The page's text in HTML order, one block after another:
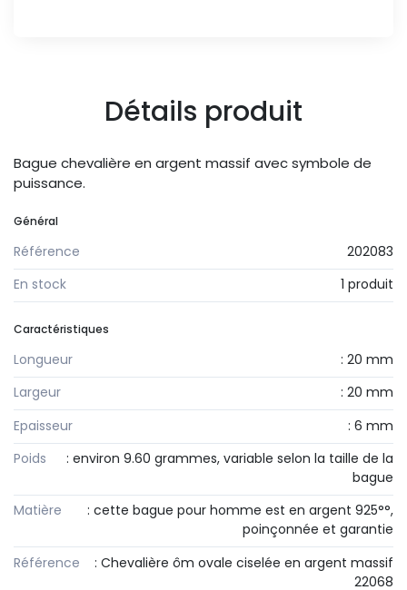
Détails produit
Bague chevalière en argent massif avec symbole de
puissance.
Général
Référence
202083
En stock
1 produit
Caractéristiques
Longueur
: 20 mm
Largeur
: 20 mm
Epaisseur
: 6 mm
Poids
: environ 9.60 grammes, variable selon la taille de la
bague
Matière
: cette bague pour homme est en argent 925°°,
poinçonnée et garantie
Référence
: Chevalière ôm ovale ciselée en argent massif
22068